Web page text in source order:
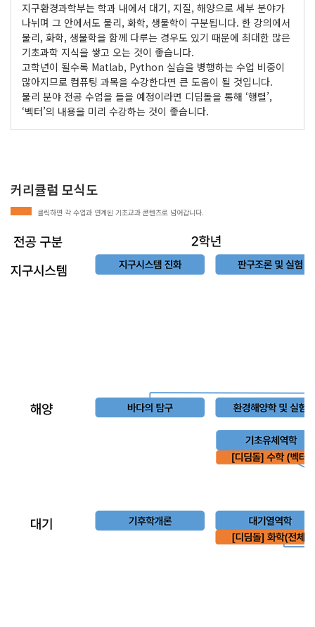
지구환경과학부는 학과 내에서 대기, 지질, 해양으로 세부 분야가
나뉘며 그 안에서도 물리, 화학, 생물학이 구분됩니다. 한 강의에서
물리, 화학, 생물학을 함께 다루는 경우도 있기 때문에 최대한 많은
기초과학 지식을 쌓고 오는 것이 좋습니다.
고학년이 될수록 Matlab, Python 실습을 병행하는 수업 비중이
많아지므로 컴퓨팅 과목을 수강한다면 큰 도움이 될 것입니다.
물리 분야 전공 수업을 들을 예정이라면 디딤돌을 통해 ‘행렬’,
‘벡터’의 내용을 미리 수강하는 것이 좋습니다.
커리큘럼 모식도
클릭하면 각 수업과 연계된 기초교과 콘텐츠로 넘어갑니다.